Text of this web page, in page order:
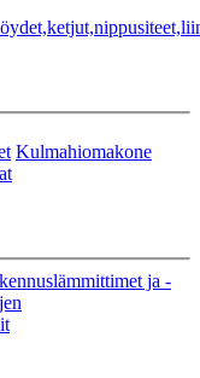
Kulmahiomakone
ja -